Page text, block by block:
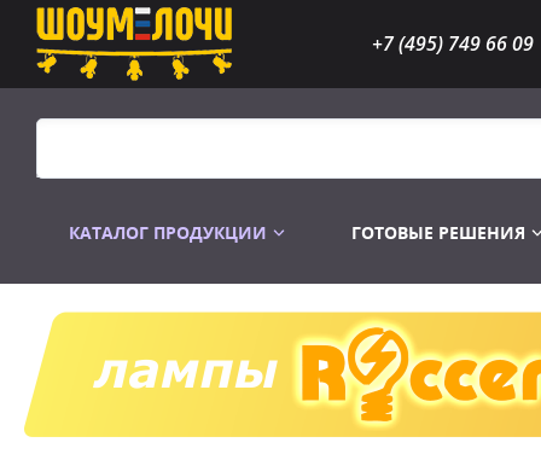
+7 (495) 749 66 09
КАТАЛОГ ПРОДУКЦИИ
Распродажа Лампы
ГОТОВЫЕ РЕШЕНИЯ